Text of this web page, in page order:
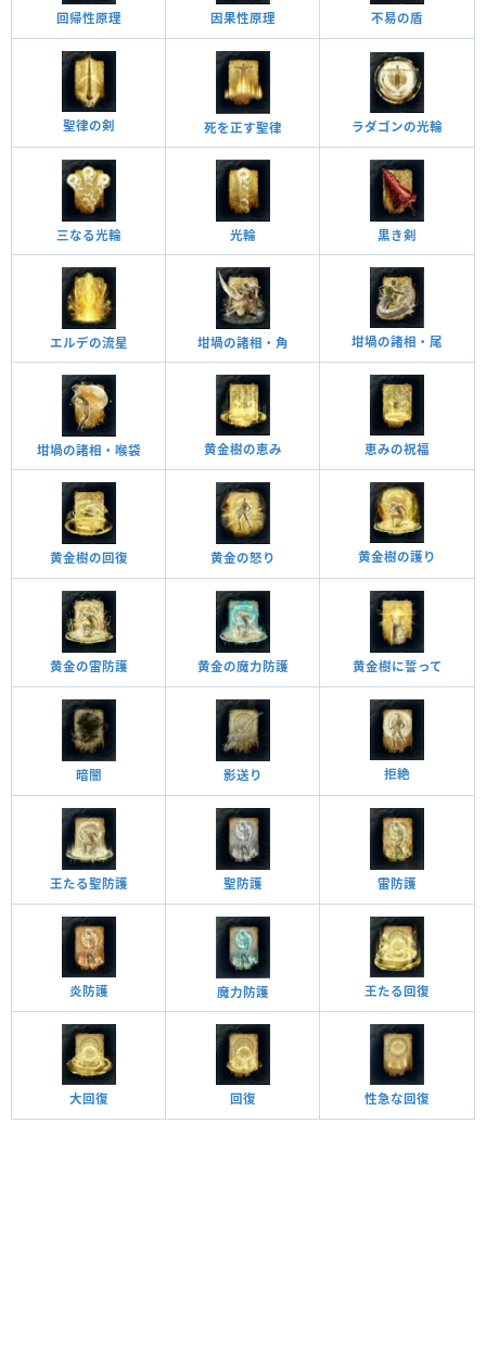
回帰性原理 因果性原理 不易の盾
聖律の剣 死を正す聖律 ラダゴンの光輪
三なる光輪 光輪 黒き剣
エルデの流星 坩堝の諸相・角 坩堝の諸相・尾
坩堝の諸相・喉袋 黄金樹の恵み 恵みの祝福
黄金樹の回復 黄金の怒り 黄金樹の護り
黄金の雷防護 黄金の魔力防護 黄金樹に誓って
暗闇 影送り 拒絶
王たる聖防護 聖防護 雷防護
炎防護 魔力防護 王たる回復
大回復 回復 性急な回復